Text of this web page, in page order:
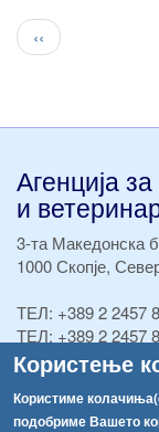
Користење
Користиме
подобриме Вашето
Pagination
Previous
page
‹‹
Агенција
и
3-та Македонска
1000 Скопје,
ТЕЛ: +389 2 2457
ТЕЛ: +389 2 2457
Факс:+389 2 2457
Факс:
info@fva.gov.mk